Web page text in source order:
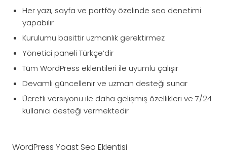
Her yazı, sayfa ve portföy özelinde seo denetimi
yapabilir
Kurulumu basittir uzmanlık gerektirmez
Yönetici paneli Türkçe’dir
Tüm WordPress eklentileri ile uyumlu çalışır
Devamlı güncellenir ve uzman desteği sunar
Ücretli versiyonu ile daha gelişmiş özellikleri ve 7/24
kullanıcı desteği vermektedir
WordPress Yoast Seo Eklentisi